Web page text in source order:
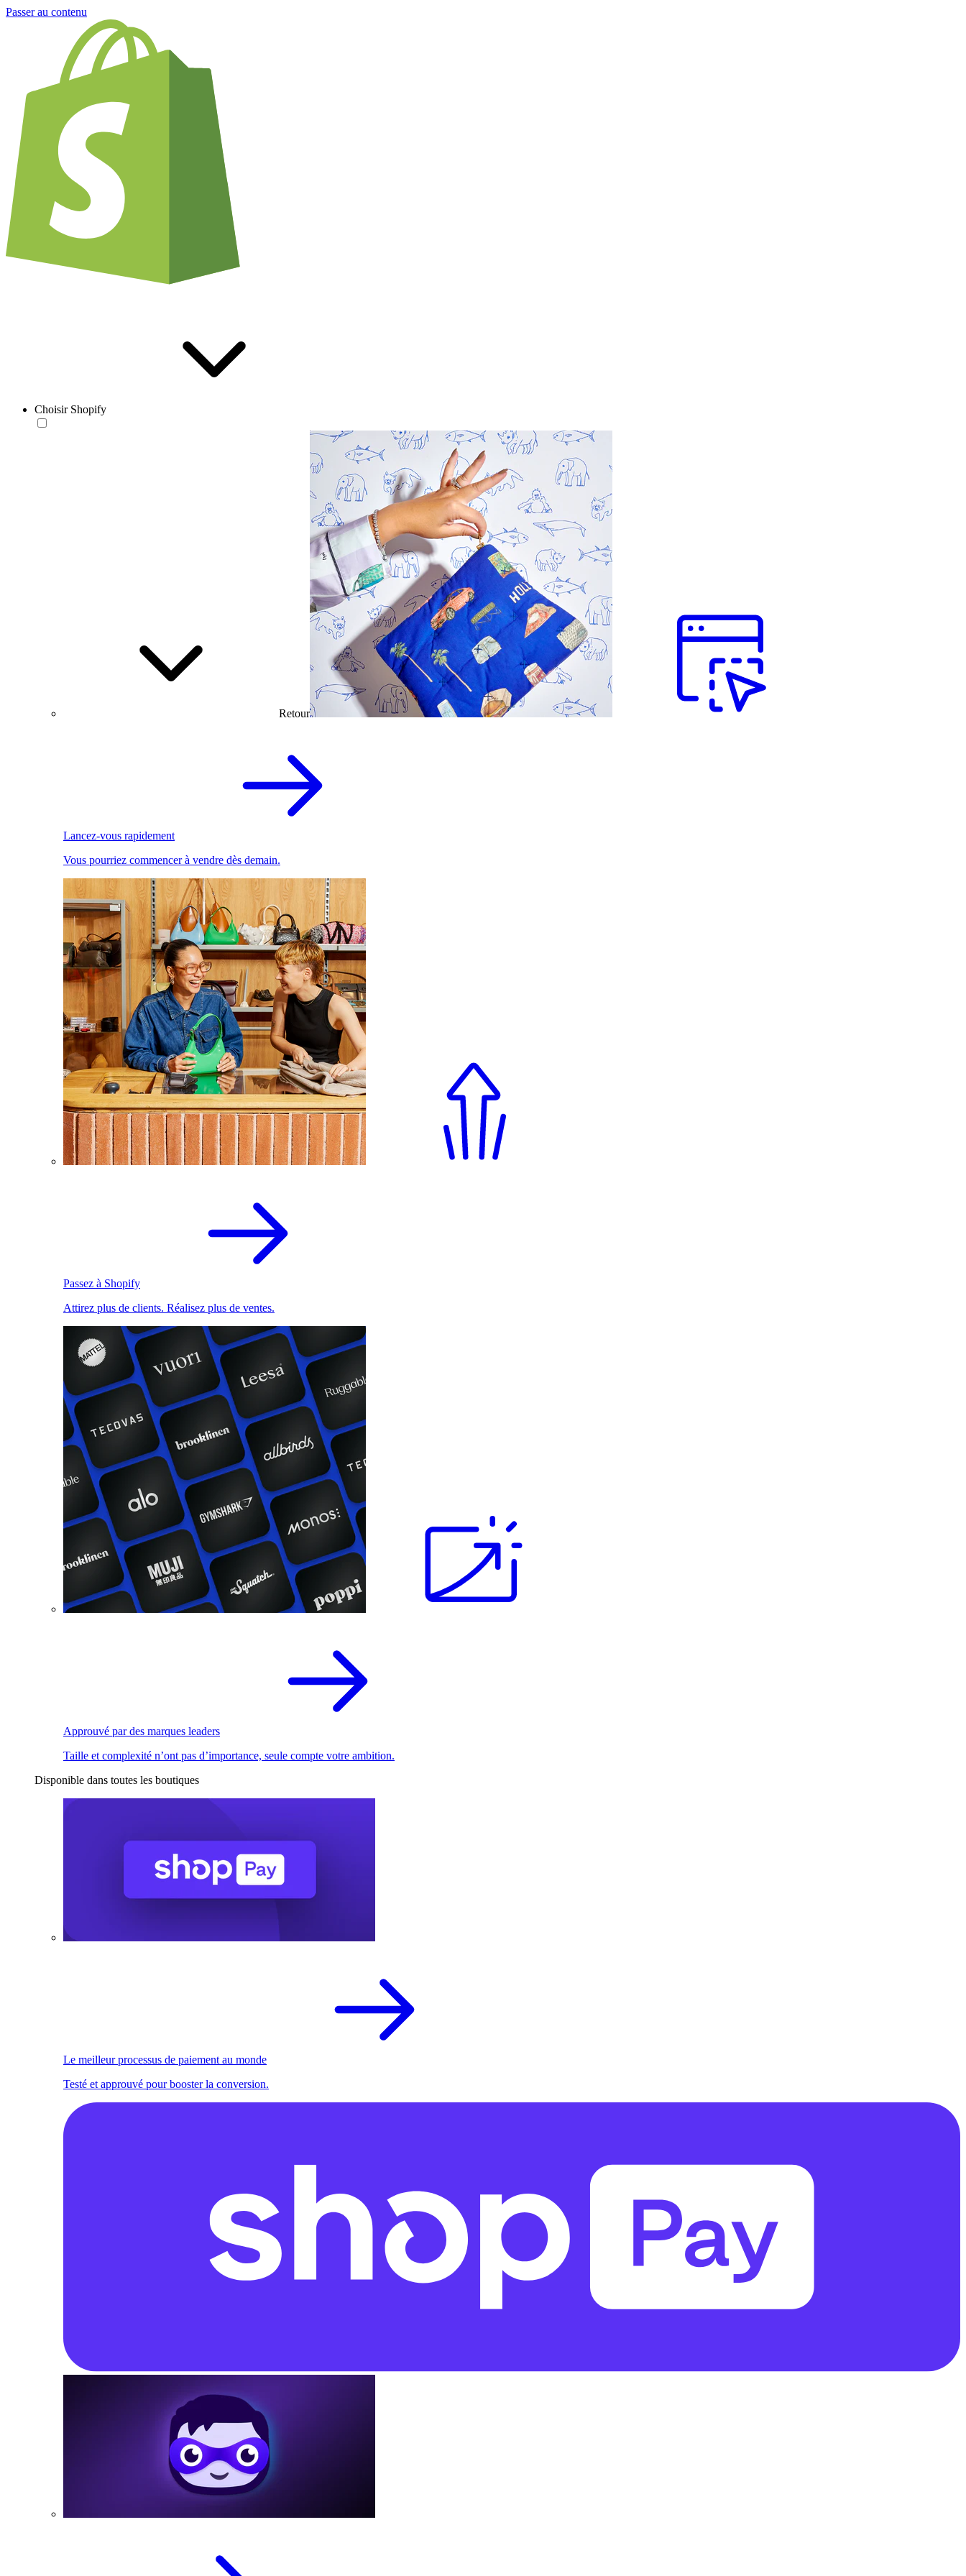
Passer au contenu
Choisir Shopify
Retour
Lancez-vous rapidement
Vous pourriez commencer à vendre dès demain.
Passez à Shopify
Attirez plus de clients. Réalisez plus de ventes.
Approuvé par des marques leaders
Taille et complexité n’ont pas d’importance, seule compte votre ambition.
Disponible dans toutes les boutiques
Le meilleur processus de paiement au monde
Testé et approuvé pour booster la conversion.